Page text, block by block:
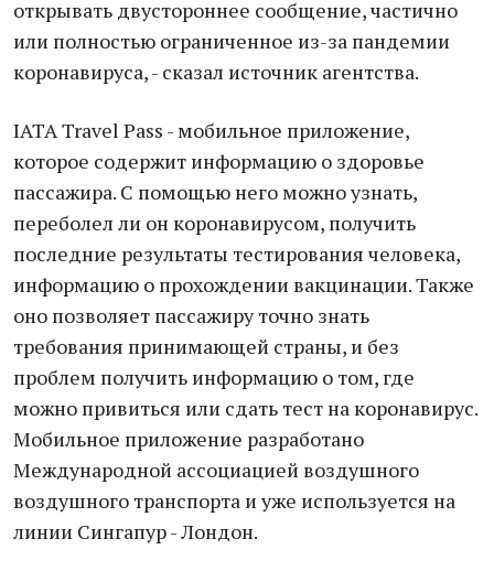
открывать двустороннее сообщение, частично
или полностью ограниченное из-за пандемии
коронавируса, - сказал источник агентства.
IATA Travel Pass - мобильное приложение,
которое содержит информацию о здоровье
пассажира. С помощью него можно узнать,
переболел ли он коронавирусом, получить
последние результаты тестирования человека,
информацию о прохождении вакцинации. Также
оно позволяет пассажиру точно знать
требования принимающей страны, и без
проблем получить информацию о том, где
можно привиться или сдать тест на коронавирус.
Мобильное приложение разработано
Международной ассоциацией воздушного
воздушного транспорта и уже используется на
линии Сингапур - Лондон.